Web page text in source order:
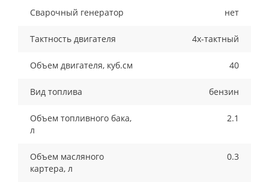
Сварочный генератор нет
Тактность двигателя 4х-тактный
Объем двигателя, куб.см 40
Вид топлива бензин
Объем топливного бака,
л
2.1
Объем масляного
картера, л
0.3